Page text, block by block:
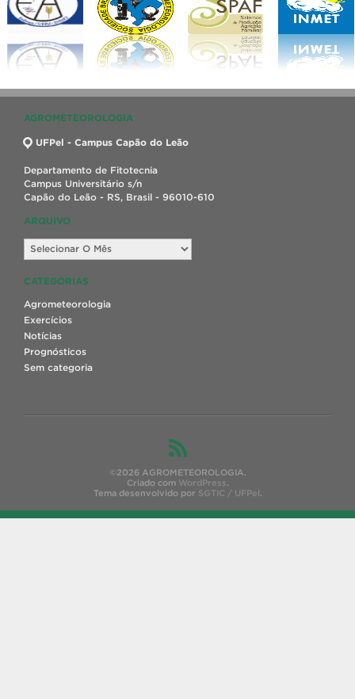
AGROMETEOROLOGIA
UFPel - Campus Capão do Leão
Departamento de Fitotecnia
Campus Universitário s/n
Capão do Leão - RS, Brasil - 96010-610
ARQUIVO
Arquivo
CATEGORIAS
Agrometeorologia
Exercícios
Notícias
Prognósticos
Sem categoria
©2026 AGROMETEOROLOGIA.
Criado com WordPress.
Tema desenvolvido por SGTIC / UFPel.